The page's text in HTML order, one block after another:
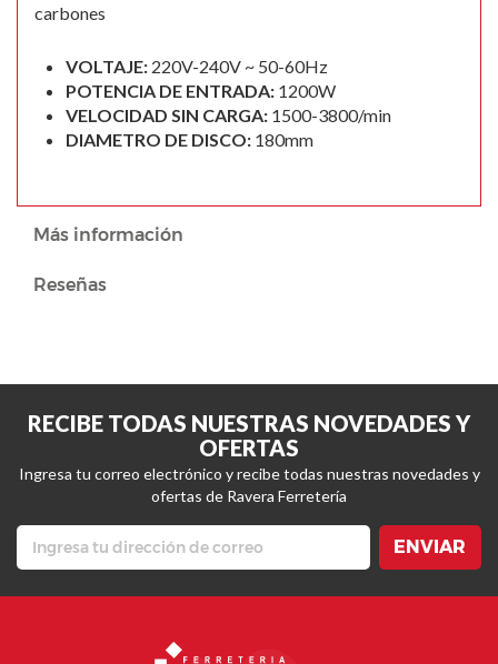
carbones
VOLTAJE: 220V-240V ~ 50-60Hz
POTENCIA DE ENTRADA: 1200W
VELOCIDAD SIN CARGA: 1500-3800/min
DIAMETRO DE DISCO: 180mm
Más información
Reseñas
RECIBE TODAS NUESTRAS NOVEDADES Y
OFERTAS
Ingresa tu correo electrónico y recibe todas nuestras novedades y
ofertas de Ravera Ferretería
ENVIAR